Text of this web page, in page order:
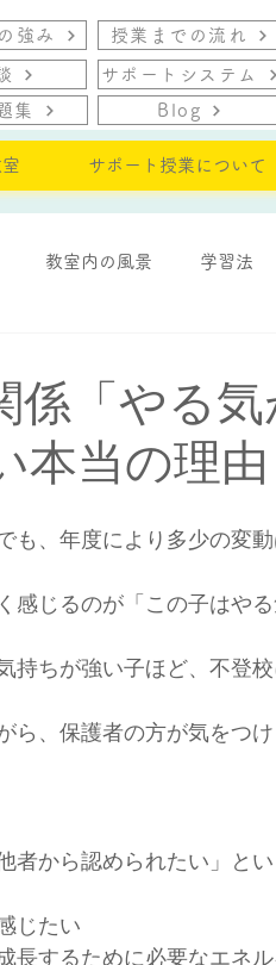
強み 授業までの流れ
集
サポートシステム
Blog
サポート授業について
教室内の風景 学習法
係「やる
本当の理由
、年度により多少の変
じるのが「この子はや
ちが強い子ほど、不登
、保護者の方が気をつ
から認められたい」と
じたい
するために必要なエネ